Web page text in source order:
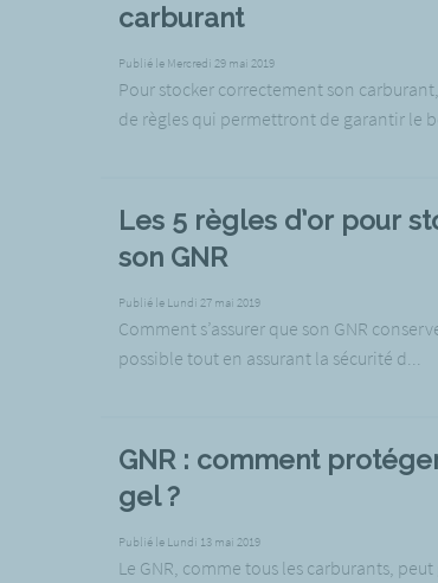
carburant
Publié le Mercredi 29 mai 2019
Pour stocker correctement son
de règles qui permettront de garantir le
Les 5 règles d’or pour
son GNR
Publié le Lundi 27 mai 2019
Comment s’assurer que son GNR
possible tout en assurant la sécurité d...
GNR : comment
gel ?
Publié le Lundi 13 mai 2019
Le GNR, comme tous les carburants,